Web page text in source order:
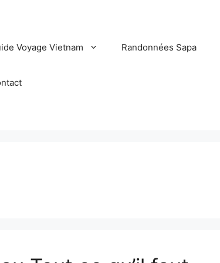
Voyage Vietnam Randonnées Sapa